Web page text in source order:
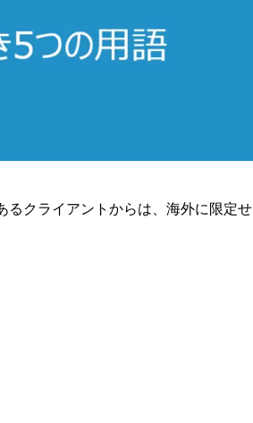
るクライアントからは、海外に限定せ